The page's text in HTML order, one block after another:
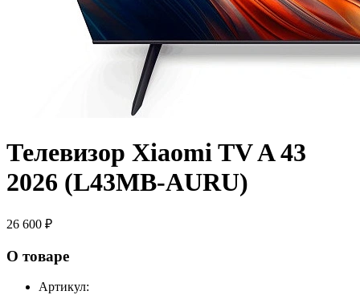
Телевизор Xiaomi TV A 43
2026 (L43MB-AURU)
26 600 ₽
О товаре
Артикул: